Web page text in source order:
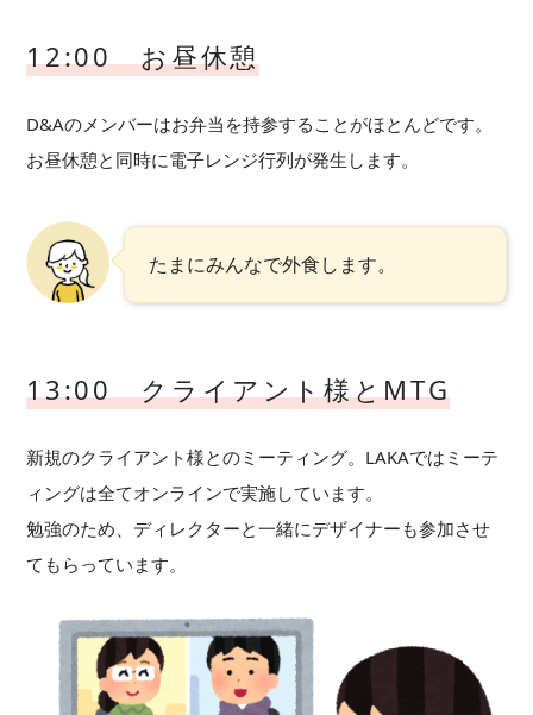
12:00 お昼休憩
D&Aのメンバーはお弁当を持参することがほとんどです。
お昼休憩と同時に電子レンジ行列が発生します。
たまにみんなで外食します。
13:00 クライアント様とMTG
新規のクライアント様とのミーティング。LAKAではミーテ
ィングは全てオンラインで実施しています。
勉強のため、ディレクターと一緒にデザイナーも参加させ
てもらっています。